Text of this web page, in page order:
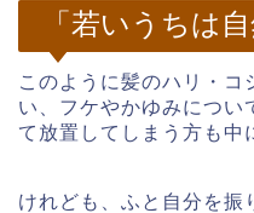
「若いうちは
このように髪のハリ・コ
い、フケやかゆみについ
て放置してしまう方も中
けれども、ふと自分を振